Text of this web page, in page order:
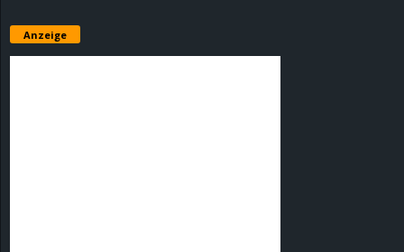
Anzeige